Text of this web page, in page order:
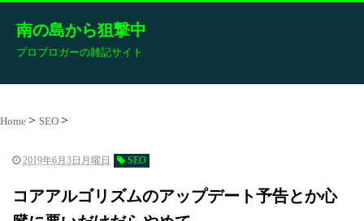
南の島から狙撃中
プロブロガーの雑記サイト
Home SEO
2019年6月3日月曜日 SEO
コアアルゴリズムのアップデート予告とか心